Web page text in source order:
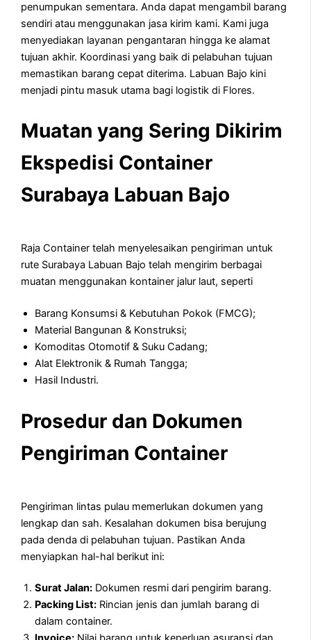
penumpukan sementara. Anda dapat mengambil barang
sendiri atau menggunakan jasa kirim kami. Kami juga
menyediakan layanan pengantaran hingga ke alamat
tujuan akhir. Koordinasi yang baik di pelabuhan tujuan
memastikan barang cepat diterima. Labuan Bajo kini
menjadi pintu masuk utama bagi logistik di Flores.
Muatan yang Sering Dikirim
Ekspedisi Container
Surabaya Labuan Bajo
Raja Container telah menyelesaikan pengiriman untuk
rute Surabaya Labuan Bajo telah mengirim berbagai
muatan menggunakan kontainer jalur laut, seperti
Barang Konsumsi & Kebutuhan Pokok (FMCG);
Material Bangunan & Konstruksi;
Komoditas Otomotif & Suku Cadang;
Alat Elektronik & Rumah Tangga;
Hasil Industri.
Prosedur dan Dokumen
Pengiriman Container
Pengiriman lintas pulau memerlukan dokumen yang
lengkap dan sah. Kesalahan dokumen bisa berujung
pada denda di pelabuhan tujuan. Pastikan Anda
menyiapkan hal-hal berikut ini:
Surat Jalan: Dokumen resmi dari pengirim barang.
Packing List: Rincian jenis dan jumlah barang di
dalam container.